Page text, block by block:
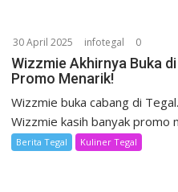
30 April 2025 infotegal 0
Wizzmie Akhirnya Buka
Promo Menarik!
Wizzmie buka cabang di
Wizzmie kasih banyak promo
Berita Tegal Kuliner Tegal